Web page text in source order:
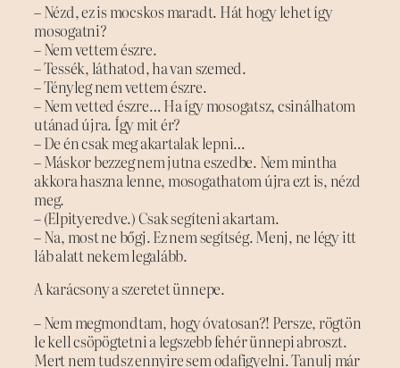
– Nézd, ez is mocskos maradt. Hát hogy lehet így
mosogatni?
– Nem vettem észre.
– Tessék, láthatod, ha van szemed.
– Tényleg nem vettem észre.
– Nem vetted észre… Ha így mosogatsz, csinálhatom
utánad újra. Így mit ér?
– De én csak meg akartalak lepni…
– Máskor bezzeg nem jutna eszedbe. Nem mintha
akkora haszna lenne, mosogathatom újra ezt is, nézd
meg.
– (Elpityeredve.) Csak segíteni akartam.
– Na, most ne bőgj. Ez nem segítség. Menj, ne légy itt
láb alatt nekem legalább.
A karácsony a szeretet ünnepe.
– Nem megmondtam, hogy óvatosan?! Persze, rögtön
le kell csöpögtetni a legszebb fehér ünnepi abroszt.
Mert nem tudsz ennyire sem odafigyelni. Tanulj már